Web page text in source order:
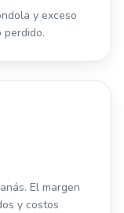
y exceso
perdido.
El margen
y costos